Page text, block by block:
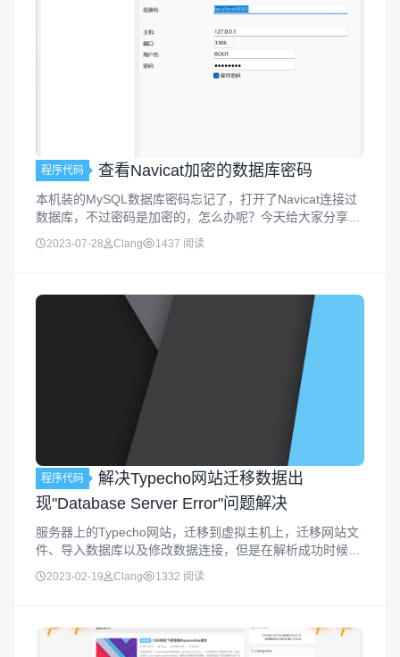
程序代码 查看Navicat加密的数据库密码
本机装的MySQL数据库密码忘记了，打开了Navicat连接过
数据库，不过密码是加密的，怎么办呢？今天给大家分享如
何查看Navicat加密的数据库密码，感兴趣的朋友一起看看
吧。查看Navicat加密的数据库密码通过导出连接信息点击
2023-07-28 Clang 1437 阅读
程序代码
解决Typecho网站迁移数据出
现"Database Server Error"问题解决
服务器上的Typecho网站，迁移到虚拟主机上，迁移网站文
件、导入数据库以及修改数据连接，但是在解析成功时候打
开网站有出现"Database Server Error"错误信息，这个问题
是怎么办的？其实我们应该可以理解是PHP不兼容的...
2023-02-19 Clang 1332 阅读